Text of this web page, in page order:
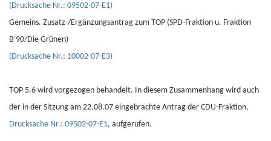
(Drucksache Nr.: 09502-07-E1)
Gemeins. Zusatz-/Ergänzungsantrag zum TOP (SPD-Fraktion u. Fraktion
B'90/Die Grünen)
(Drucksache Nr.: 10002-07-E3)
TOP 5.6 wird vorgezogen behandelt. In diesem Zusammenhang wird auch
der in der Sitzung am 22.08.07 eingebrachte Antrag der CDU-Fraktion,
Drucksache Nr.: 09502-07-E1, aufgerufen.